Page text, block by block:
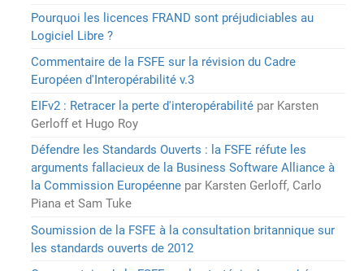
Pourquoi les licences FRAND sont préjudiciables au
Logiciel Libre ?
Commentaire de la FSFE sur la révision du Cadre
Européen d'Interopérabilité v.3
EIFv2 : Retracer la perte d'interopérabilité par Karsten
Gerloff et Hugo Roy
Défendre les Standards Ouverts : la FSFE réfute les
arguments fallacieux de la Business Software Alliance à
la Commission Européenne par Karsten Gerloff, Carlo
Piana et Sam Tuke
Soumission de la FSFE à la consultation britannique sur
les standards ouverts de 2012